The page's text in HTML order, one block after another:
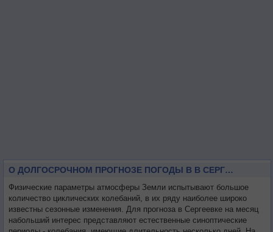
О ДОЛГОСРОЧНОМ ПРОГНОЗЕ ПОГОДЫ В В СЕРГЕЕВКЕ НА МЕСЯЦ
Физические параметры атмосферы Земли испытывают большое
количество циклических колебаний, в их ряду наиболее широко
известны сезонные изменения. Для прогноза в Сергеевке на месяц
набольший интерес представляют естественные синоптические